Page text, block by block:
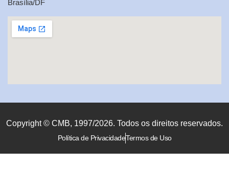
Brasília/DF
Copyright © CMB, 1997/2026. Todos os direitos reservados.
Política de PrivacidadeTermos de Uso